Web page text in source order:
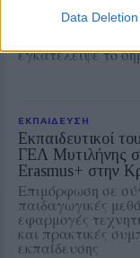
Data Deletion
Το αυτοκίνητο
περίφραξη και
εγκατέλειψε το
ΕΚΠΑΙΔΕΥΣΗ
Εκπαιδευτικοί
ΓΕΛ Μυτιλήνης
Erasmus+ στην
Επιμόρφωση σε
παιδαγωγικές
εφαρμογές
και πρακτικές
εκπαίδευσης